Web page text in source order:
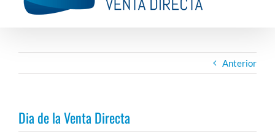
Anterior
Dia de la Venta Directa